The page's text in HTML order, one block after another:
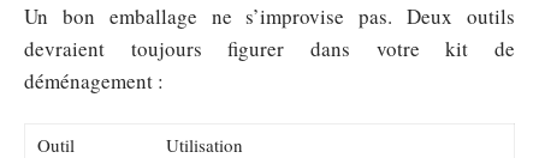
Un bon emballage ne s’improvise pas. Deux outils
devraient toujours figurer dans votre kit de
déménagement :
Outil Utilisation